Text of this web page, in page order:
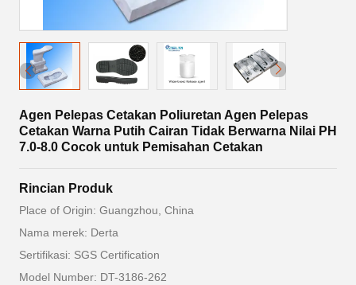
Agen Pelepas Cetakan Poliuretan Agen Pelepas
Cetakan Warna Putih Cairan Tidak Berwarna Nilai PH
7.0-8.0 Cocok untuk Pemisahan Cetakan
Rincian Produk
Place of Origin: Guangzhou, China
Nama merek: Derta
Sertifikasi: SGS Certification
Model Number: DT-3186-262